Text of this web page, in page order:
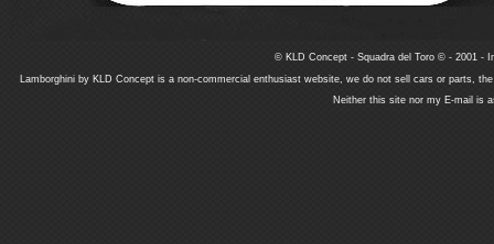
© KLD Concept - Squadra del Toro © - 2001 -
Lamborghini by KLD Concept is a non-commercial enthusiast website, we do not sell cars or parts,
Neither this site nor my E-mail is